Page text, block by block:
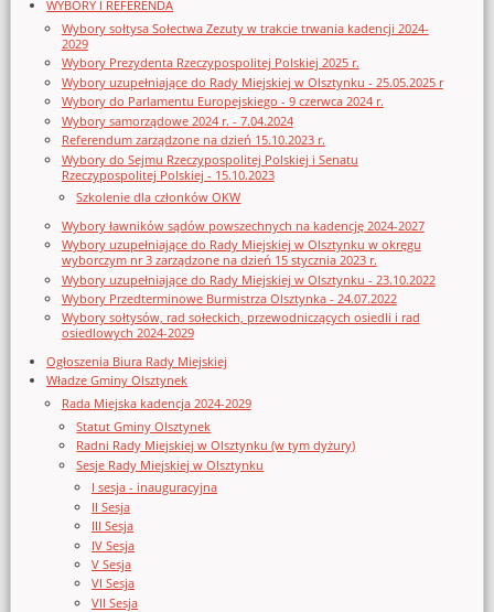
WYBORY I REFERENDA
Wybory sołtysa Sołectwa Zezuty w trakcie trwania kadencji 2024-
2029
Wybory Prezydenta Rzeczypospolitej Polskiej 2025 r.
Wybory uzupełniające do Rady Miejskiej w Olsztynku - 25.05.2025 r
Wybory do Parlamentu Europejskiego - 9 czerwca 2024 r.
Wybory samorządowe 2024 r. - 7.04.2024
Referendum zarządzone na dzień 15.10.2023 r.
Wybory do Sejmu Rzeczypospolitej Polskiej i Senatu
Rzeczypospolitej Polskiej - 15.10.2023
Szkolenie dla członków OKW
Wybory ławników sądów powszechnych na kadencję 2024-2027
Wybory uzupełniające do Rady Miejskiej w Olsztynku w okręgu
wyborczym nr 3 zarządzone na dzień 15 stycznia 2023 r.
Wybory uzupełniające do Rady Miejskiej w Olsztynku - 23.10.2022
Wybory Przedterminowe Burmistrza Olsztynka - 24.07.2022
Wybory sołtysów, rad sołeckich, przewodniczących osiedli i rad
osiedlowych 2024-2029
Ogłoszenia Biura Rady Miejskiej
Władze Gminy Olsztynek
Rada Miejska kadencja 2024-2029
Statut Gminy Olsztynek
Radni Rady Miejskiej w Olsztynku (w tym dyżury)
Sesje Rady Miejskiej w Olsztynku
I sesja - inauguracyjna
II Sesja
III Sesja
IV Sesja
V Sesja
VI Sesja
VII Sesja